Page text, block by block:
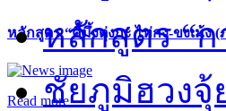
หลักสูตร “คี้มึ้งตุ่งกะ ไท่กง-ขงเม้ง
Read more
หลักสูตร “ก
ชัยภูมิฮวงจุ้